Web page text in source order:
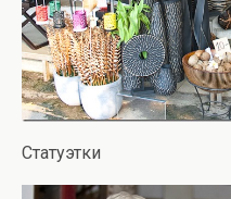
Статуэтки